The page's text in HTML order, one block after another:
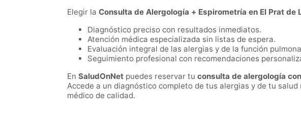
Elegir la Consulta de Alergología + Espirometría en El Prat de
Diagnóstico preciso con resultados inmediatos.
Atención médica especializada sin listas de espera.
Evaluación integral de las alergias y de la función
Seguimiento profesional con recomendaciones
En SaludOnNet puedes reservar tu consulta de alergología
Accede a un diagnóstico completo de tus alergias y de tu
médico de calidad.